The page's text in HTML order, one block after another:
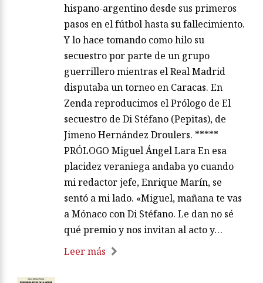
hispano-argentino desde sus primeros
pasos en el fútbol hasta su fallecimiento.
Y lo hace tomando como hilo su
secuestro por parte de un grupo
guerrillero mientras el Real Madrid
disputaba un torneo en Caracas. En
Zenda reproducimos el Prólogo de El
secuestro de Di Stéfano (Pepitas), de
Jimeno Hernández Droulers. *****
PRÓLOGO Miguel Ángel Lara En esa
placidez veraniega andaba yo cuando
mi redactor jefe, Enrique Marín, se
sentó a mi lado. «Miguel, mañana te vas
a Mónaco con Di Stéfano. Le dan no sé
qué premio y nos invitan al acto y…
Leer más